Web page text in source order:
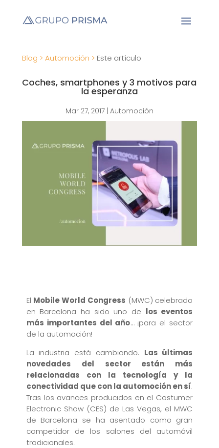
Blog > Automoción > Este artículo
Coches, smartphones y 3 motivos para
la esperanza
Mar 27, 2017| Automoción
El Mobile World Congress (MWC) celebrado
en Barcelona ha sido uno de los eventos
más importantes del año… ¡para el sector
de la automoción!
La industria está cambiando. Las últimas
novedades del sector están más
relacionadas con la tecnología y la
conectividad que con la automoción en sí.
Tras los avances producidos en el Costumer
Electronic Show (CES) de Las Vegas, el MWC
de Barcelona se ha asentado como gran
competidor de los salones del automóvil
tradicionales.